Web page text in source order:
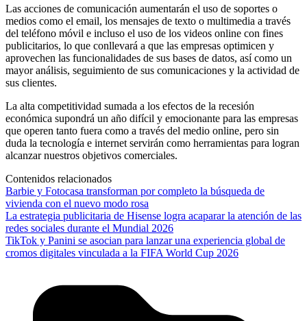
Las acciones de comunicación aumentarán el uso de soportes o
medios como el email, los mensajes de texto o multimedia a través
del teléfono móvil e incluso el uso de los videos online con fines
publicitarios, lo que conllevará a que las empresas optimicen y
aprovechen las funcionalidades de sus bases de datos, así como un
mayor análisis, seguimiento de sus comunicaciones y la actividad de
sus clientes.
La alta competitividad sumada a los efectos de la recesión
económica supondrá un año difícil y emocionante para las empresas
que operen tanto fuera como a través del medio online, pero sin
duda la tecnología e internet servirán como herramientas para logran
alcanzar nuestros objetivos comerciales.
Contenidos relacionados
Barbie y Fotocasa transforman por completo la búsqueda de
vivienda con el nuevo modo rosa
La estrategia publicitaria de Hisense logra acaparar la atención de las
redes sociales durante el Mundial 2026
TikTok y Panini se asocian para lanzar una experiencia global de
cromos digitales vinculada a la FIFA World Cup 2026